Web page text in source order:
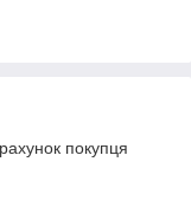
покупця